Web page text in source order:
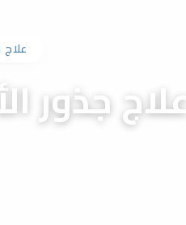
علاج جذور